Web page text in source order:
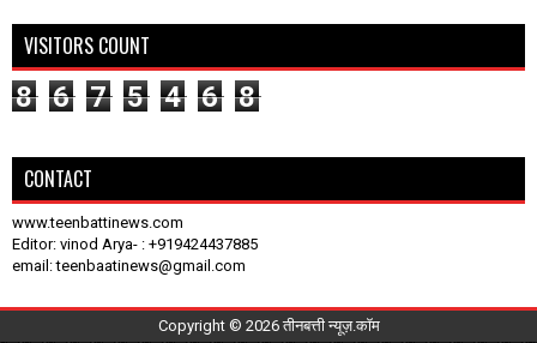
VISITORS COUNT
8 6 7 5 4 6 8
CONTACT
www.teenbattinews.com
Editor: vinod Arya- : +919424437885
email: teenbaatinews@gmail.com
Copyright © 2026 तीनबत्ती न्यूज़.कॉम